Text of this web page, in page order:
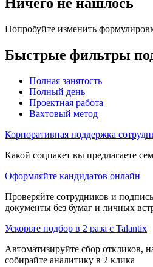
Попробуйте изменить
Быстрые фильтры
Полная занятость
Полный день
Проектная работа
Вахтовый метод
Корпоративная поддержка
Какой соцпакет вы предлагаете
Оформляйте кандидатов онлайн
Проверяйте сотрудников и
документы без бумаг и личных
Ускорьте подбор в 2 раза с Talantix
Автоматизируйте сбор откликов,
собирайте аналитику в 2 клика